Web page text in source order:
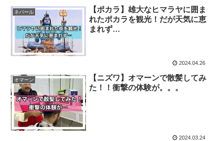
ネパール
【ポカラ】雄大なヒマラヤに囲ま
れたポカラを観光！だが天気に恵
まれず…
2024.04.26
オマーン
【ニズワ】オマーンで散髪してみ
た！！衝撃の体験が。。。
2024.03.24